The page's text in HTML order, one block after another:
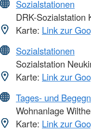
Sozialstationen
DRK-Sozialstation
Karte: Link zur
Sozialstationen
Sozialstation
Karte: Link zur
Tages- und
Wohnanlage
Karte: Link zur